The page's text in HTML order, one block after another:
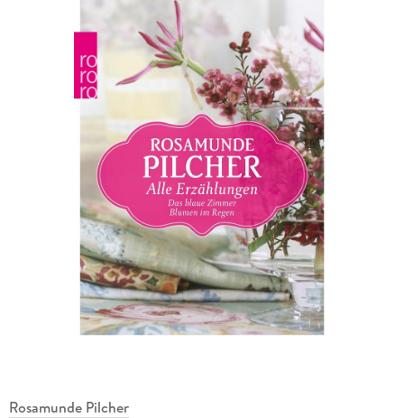
Rosamunde Pilcher